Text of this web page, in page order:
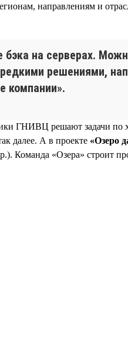
направлениям и
на серверах.
решениями,
компании».
ГНИВЦ решают задачи по
далее. А в проекте «Озеро
Команда «Озера» строит